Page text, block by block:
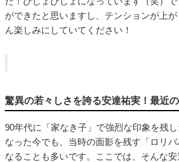
ができたと思いますし、テンションが上
ん楽しみにしていてください！
驚異の若々しさを誇る安達祐実！最近
90年代に「家なき子」で強烈な印象を残
なった今でも、当時の面影を残す「ロリ
なることも多いです。ここでは、そんな